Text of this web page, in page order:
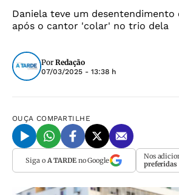
Daniela teve um desentendimento
após o cantor 'colar' no trio dela
Por Redação
07/03/2025 - 13:38 h
OUÇA COMPARTILHE
Siga o A TARDEno Google Nos
preferidas